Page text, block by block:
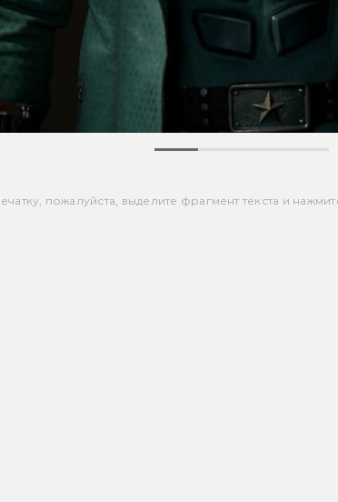
пожалуйста, выделите фрагмент текста и